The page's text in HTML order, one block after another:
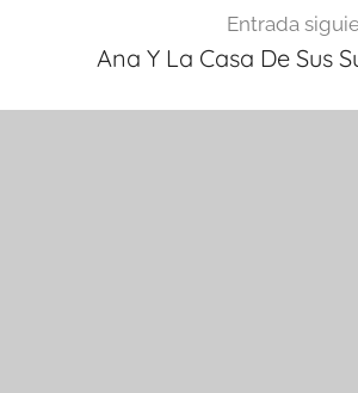
Entrada
Ana Y La Casa De Sus